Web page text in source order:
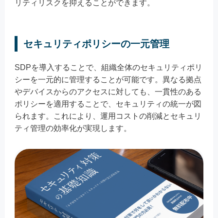
リティリスクを抑えることができます。
セキュリティポリシーの一元管理
SDPを導入することで、組織全体のセキュリティポリ
シーを一元的に管理することが可能です。異なる拠点
やデバイスからのアクセスに対しても、一貫性のある
ポリシーを適用することで、セキュリティの統一が図
られます。これにより、運用コストの削減とセキュリ
ティ管理の効率化が実現します。